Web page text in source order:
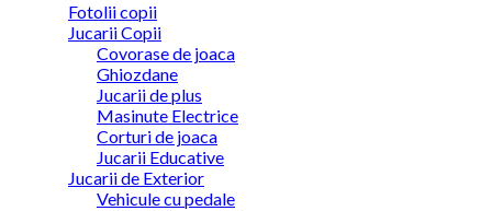
Fotolii copii
Jucarii Copii
Covorase de joaca
Ghiozdane
Jucarii de plus
Masinute Electrice
Corturi de joaca
Jucarii Educative
Jucarii de Exterior
Vehicule cu pedale